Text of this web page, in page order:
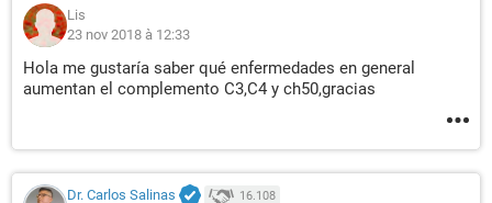
Lis
23 nov 2018 à 12:33
Hola me gustaría saber qué enfermedades en general
aumentan el complemento C3,C4 y ch50,gracias
Dr. Carlos Salinas 16.108